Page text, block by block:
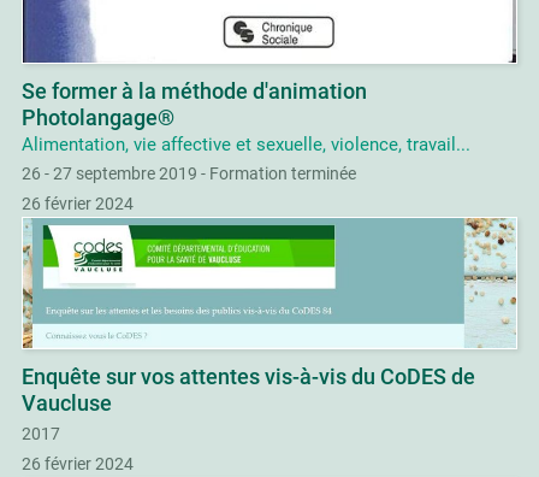
Se former à la méthode d'animation
Photolangage®
Alimentation, vie affective et sexuelle, violence, travail...
26 - 27 septembre 2019 - Formation terminée
26 février 2024
Enquête sur vos attentes vis-à-vis du CoDES de
Vaucluse
2017
26 février 2024